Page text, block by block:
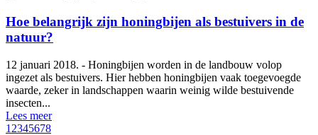
Hoe belangrijk zijn honingbijen als bestuivers in de
natuur?
12 januari 2018. - Honingbijen worden in de landbouw volop
ingezet als bestuivers. Hier hebben honingbijen vaak toegevoegde
waarde, zeker in landschappen waarin weinig wilde bestuivende
insecten...
Lees meer
1 2345678